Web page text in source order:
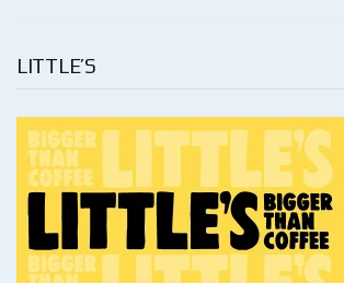
LITTLE’S